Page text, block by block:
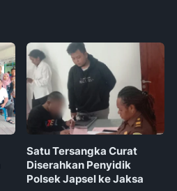
Satu Tersangka Curat
Diserahkan Penyidik
Polsek Japsel ke Jaksa